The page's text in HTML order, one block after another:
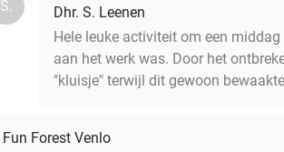
S.
Dhr. S. Leenen
Hele leuke activiteit om een
aan het werk was. Door het
"kluisje" terwijl dit gewoon
Fun Forest Venlo